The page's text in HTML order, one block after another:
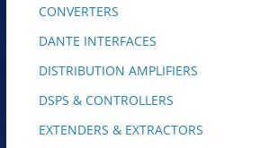
CONVERTERS
DANTE INTERFACES
DISTRIBUTION AMPLIFIERS
DSPS & CONTROLLERS
EXTENDERS & EXTRACTORS